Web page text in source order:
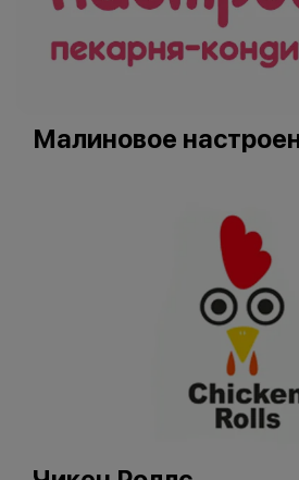
Малиновое